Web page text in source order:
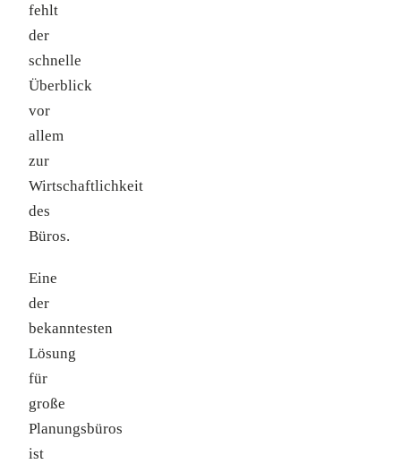
fehlt
der
schnelle
Überblick
vor
allem
zur
Wirtschaftlichkeit
des
Büros.
Eine
der
bekanntesten
Lösung
für
große
Planungsbüros
ist